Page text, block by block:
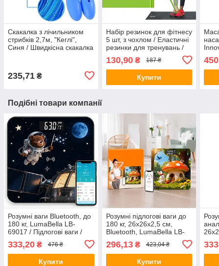
Скакалка з лічильником
стрибків 2,7м, "Кеглі",
Синя / Швидкісна скакалка
235,71 ₴
Набір резинок для фітнесу
5 шт, з чохлом / Еластичні
резинки для тренувань /
130,90₴ 187 ₴
Купити
Подібні товари компанії
Розумні ваги Bluetooth, до
180 кг, LumaBella LB-
69017 / Підлогові ваги /
Смарт ваги / Електронні
ваги
333,20 ₴ 476 ₴
Купити
Розумні підлогові ваги до
180 кг, 26x26x2,5 см,
Bluetooth, LumaBella LB-
підлогові / Електронні
фітнес ваги
296,13₴ 423,04 ₴
Купити